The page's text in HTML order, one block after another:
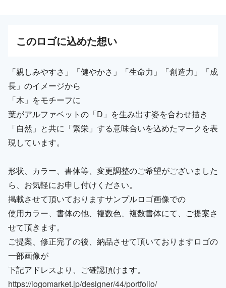
このロゴに込めた想い
「親しみやすさ」「健やかさ」「生命力」「創造力」「成
長」のイメージから
「木」をモチーフに
葉がアルファベットの「D」を生み出す姿を合わせ描き
「自然」と共に「繁栄」する意味合いを込めたマークを表
現しています。
形状、カラー、書体等、変更調整のご希望がございました
ら、お気軽にお申し付けください。
掲載させて頂いておりますサンプルロゴ画像での
使用カラー、書体の他、複数色、複数書体にて、ご提案さ
せて頂きます。
ご提案、修正完了の後、納品させて頂いておりますロゴの
一部画像が
下記アドレスより、ご確認頂けます。
https://logomarket.jp/designer/44/portfolio/